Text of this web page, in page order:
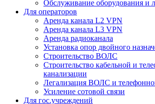
Обслуживание оборудования и
Для операторов
Аренда канала L2 VPN
Аренда канала L3 VPN
Аренда радиоканала
Установка опор двойного
Строительство ВОЛС
Строительство кабельной и
канализации
Легализация ВОЛС и
Усиление сотовой связи
Для гос.учреждений